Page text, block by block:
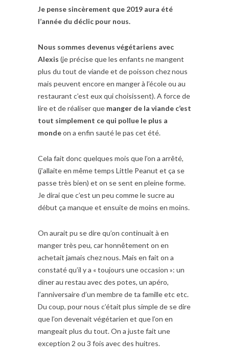
Je pense sincèrement que 2019 aura été
l’année du déclic pour nous.
Nous sommes devenus végétariens avec
Alexis (je précise que les enfants ne mangent
plus du tout de viande et de poisson chez nous
mais peuvent encore en manger à l’école ou au
restaurant c’est eux qui choisissent). A force de
lire et de réaliser que manger de la viande c’est
tout simplement ce qui pollue le plus a
mondeon a enfin sauté le pas cet été.
Cela fait donc quelques mois que l’on a arrêté,
(j’allaite en même temps Little Peanut et ça se
passe très bien) et on se sent en pleine forme.
Je dirai que c’est un peu comme le sucre au
début ça manque et ensuite de moins en moins.
On aurait pu se dire qu’on continuait à en
manger très peu, car honnêtement on en
achetait jamais chez nous. Mais en fait on a
constaté qu’il y a « toujours une occasion »: un
diner au restau avec des potes, un apéro,
l’anniversaire d’un membre de ta famille etc etc.
Du coup, pour nous c’était plus simple de se dire
que l’on devenait végétarien et que l’on en
mangeait plus du tout. On a juste fait une
exception 2 ou 3 fois avec des huitres.